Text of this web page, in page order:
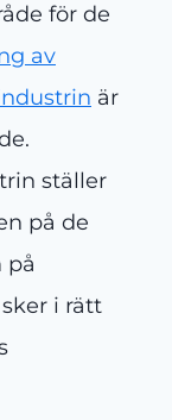
för de
av
är
ställer
på de
på
i rätt